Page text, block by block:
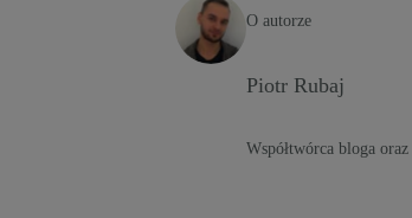
O autorze
Piotr Rubaj
Współtwórca bloga